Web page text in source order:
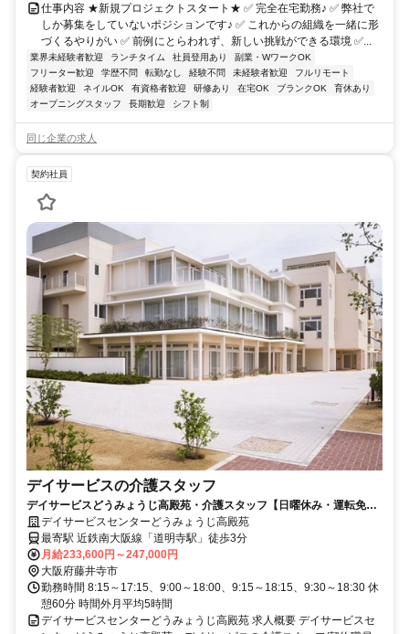
仕事内容 ★新規プロジェクトスタート★ ✅ 完全在宅勤務♪ ✅ 弊社で
しか募集をしていないポジションです♪ ✅ これからの組織を一緒に形
づくるやりがい ✅ 前例にとらわれず、新しい挑戦ができる環境 ✅...
業界未経験者歓迎 ランチタイム 社員登用あり
副業・WワークOK
フリーター歓迎
学歴不問 転勤なし 経験不問 未経験者歓迎
フルリモート
経験者歓迎
ネイルOK 有資格者歓迎 研修あり 在宅OK ブランクOK
育休あり
オープニングスタッフ
長期歓迎 シフト制
同じ企業の求人
契約社員
デイサービスの介護スタッフ
デイサービスどうみょうじ高殿苑・介護スタッフ【日曜休み・運転免許
不要・月給23万3600円以上】
デイサービスセンターどうみょうじ高殿苑
最寄駅 近鉄南大阪線「道明寺駅」徒歩3分
月給233,600円～247,000円
大阪府藤井寺市
勤務時間 8:15～17:15、9:00～18:00、9:15～18:15、9:30～18:30 休
憩60分 時間外月平均5時間
デイサービスセンターどうみょうじ高殿苑 求人概要 デイサービスセ